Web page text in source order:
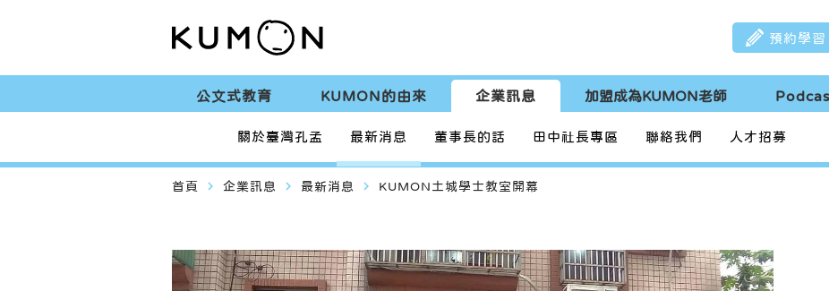
預約學習
公文式教育 KUMON的由來 企業訊息 加盟成為KUMON老師
關於臺灣孔孟 最新消息 董事長的話 田中社長專區 聯絡我們 人才招募
首頁 navigate_next 企業訊息 navigate_next 最新消息 navigate_next KUMON土城學士教室開幕